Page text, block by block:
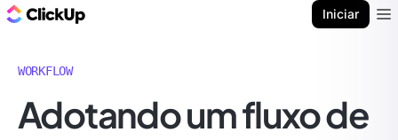
Iniciar
WORKFLOW
Adotando um fluxo de